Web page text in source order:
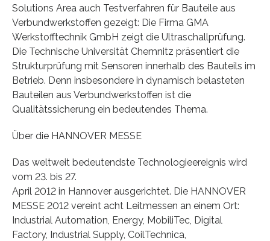
Solutions Area auch Testverfahren für Bauteile aus
Verbundwerkstoffen gezeigt: Die Firma GMA
Werkstofftechnik GmbH zeigt die Ultraschallprüfung.
Die Technische Universität Chemnitz präsentiert die
Strukturprüfung mit Sensoren innerhalb des Bauteils im
Betrieb. Denn insbesondere in dynamisch belasteten
Bauteilen aus Verbundwerkstoffen ist die
Qualitätssicherung ein bedeutendes Thema.
Über die HANNOVER MESSE
Das weltweit bedeutendste Technologieereignis wird
vom 23. bis 27.
April 2012 in Hannover ausgerichtet. Die HANNOVER
MESSE 2012 vereint acht Leitmessen an einem Ort:
Industrial Automation, Energy, MobiliTec, Digital
Factory, Industrial Supply, CoilTechnica,